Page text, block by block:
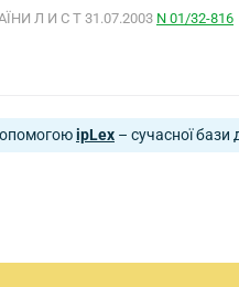
Л И С Т 31.07.2003 N 01/32-816
ipLex – сучасної бази